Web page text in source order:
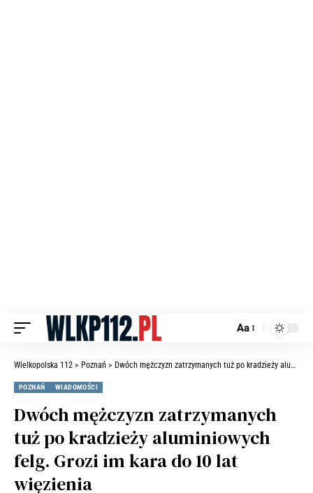
Aa
Wielkopolska 112 > Poznań > Dwóch mężczyzn zatrzymanych tuż po kradzieży aluminiowych felg. Grozi im kara do 10 lat więzienia
POZNAŃ WIADOMOŚCI
Dwóch mężczyzn zatrzymanych
tuż po kradzieży aluminiowych
felg. Grozi im kara do 10 lat
więzienia